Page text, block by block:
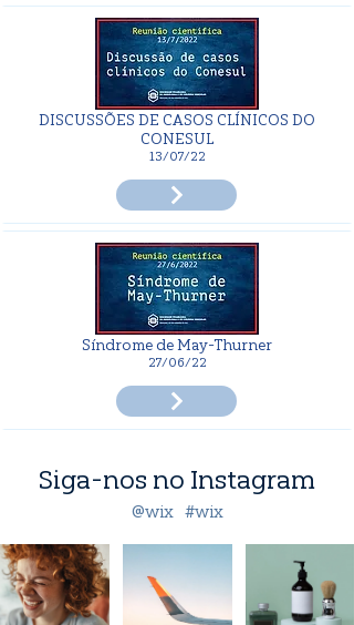
DISCUSSÕES DE CASOS CLÍNICOS DO
CONESUL
13/07/22
Síndrome de May-Thurner
27/06/22
Siga-nos no Instagram
#wix
@wix